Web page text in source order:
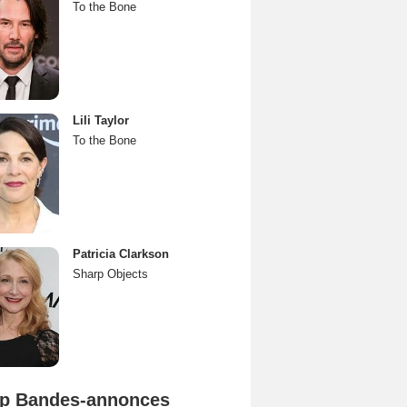
To the Bone
Lili Taylor
To the Bone
Patricia Clarkson
Sharp Objects
Bandes-annonces